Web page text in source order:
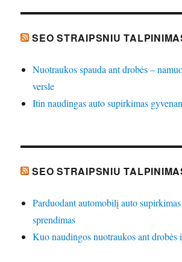
SEO STRAIPSNIU
Nuotraukos spauda ant drobės –
versle
Itin naudingas auto supirkimas
SEO STRAIPSNIU
Parduodant automobilį auto
sprendimas
Kuo naudingos nuotraukos ant drobės